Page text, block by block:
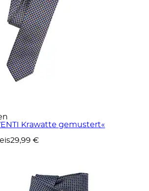
Krawatte gemustert«
29,99 €